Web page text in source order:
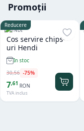
Promoții
Reducere
HENDI
Cos servire chips-
uri Hendi
In stoc
30,56 -75%
7,61 RON
TVA inclus